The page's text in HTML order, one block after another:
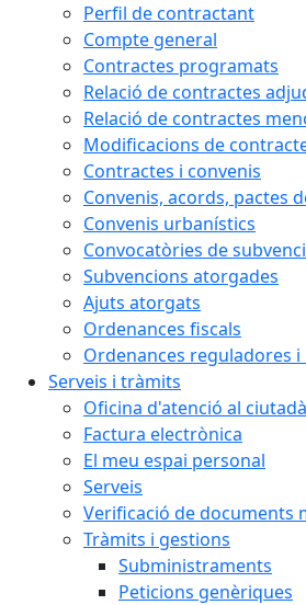
Perfil de contractant
Compte general
Contractes programats
Relació de contractes
Relació de contractes
Modificacions de
Contractes i convenis
Convenis, acords, pactes
Convenis urbanístics
Convocatòries de
Subvencions atorgades
Ajuts atorgats
Ordenances fiscals
Ordenances reguladores
Serveis i tràmits
Oficina d'atenció al ciutadà
Factura electrònica
El meu espai personal
Serveis
Verificació de documents
Tràmits i gestions
Subministraments
Peticions genèriques